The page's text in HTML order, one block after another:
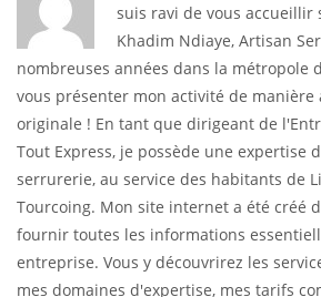
suis ravi de vous accueillir
Khadim Ndiaye, Artisan
nombreuses années dans la métropole
vous présenter mon activité de
originale ! En tant que dirigeant de
Tout Express, je possède une expertise
serrurerie, au service des habitants de
Tourcoing. Mon site internet a été créé
fournir toutes les informations
entreprise. Vous y découvrirez les
mes domaines d'expertise, mes tarifs